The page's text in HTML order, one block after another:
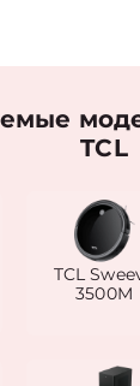
TCL
TCL
3500M